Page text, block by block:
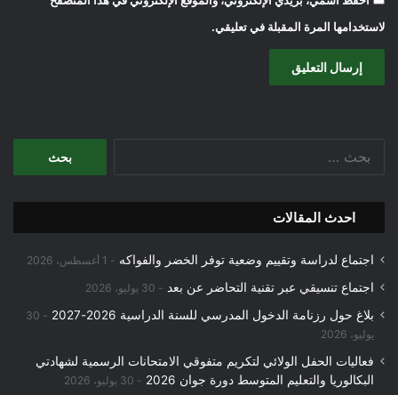
لاستخدامها المرة المقبلة في تعليقي.
احدث المقالات
اجتماع لدراسة وتقييم وضعية توفر الخضر والفواكه 1 أغسطس، 2026
اجتماع تنسيقي عبر تقنية التحاضر عن بعد 30 يوليو، 2026
بلاغ حول رزنامة الدخول المدرسي للسنة الدراسية 2026-2027
30
يوليو، 2026
فعاليات الحفل الولائي لتكريم متفوقي الامتحانات الرسمية لشهادتي
البكالوريا والتعليم المتوسط دورة جوان 2026
30 يوليو، 2026